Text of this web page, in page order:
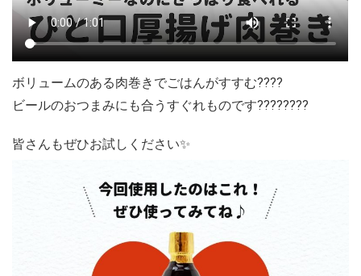
ボリュームのある肉巻きでごはんがすすむ????
ビールのおつまみにも合うすぐれものです????????
皆さんもぜひお試しください✨